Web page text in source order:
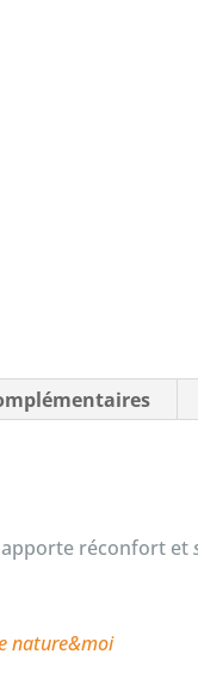
apporte réconfort et
nature&moi